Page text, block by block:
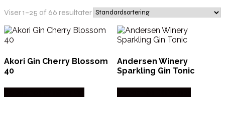
Viser 1–25 af 66 resultater
Akori Gin Cherry Blossom
40
Andersen Winery
Sparkling Gin Tonic